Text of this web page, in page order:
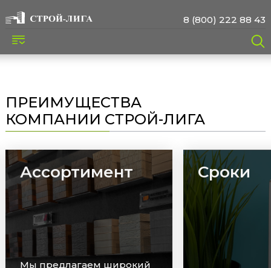
8 (800) 222 88 43
ПРЕИМУЩЕСТВА
КОМПАНИИ СТРОЙ-ЛИГА
Ассортимент
Мы предлагаем широкий
Сроки